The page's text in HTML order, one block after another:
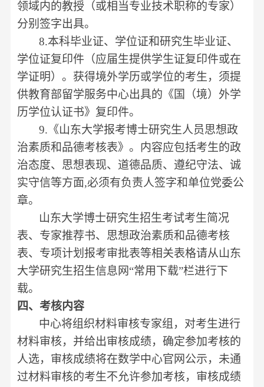
领域内的教授（或相当专业技术职称的专家）
分别签字出具。
8.本科毕业证、学位证和研究生毕业证、
学位证复印件（应届生提供学生证复印件或在
学证明）。获得境外学历或学位的考生，须提
供教育部留学服务中心出具的《国（境）外学
历学位认证书》复印件。
9. 《山东大学报考博士研究生人员思想政
治素质和品德考核表》。内容应包括考生的政
治态度、思想表现、道德品质、遵纪守法、诚
实守信等方面,必须有负责人签字和单位党委公
章。
山东大学博士研究生招生考试考生简况
表、专家推荐书、思想政治素质和品德考核
表、专项计划报考审批表等相关表格请从山东
大学研究生招生信息网“常用下载”栏进行下
载。
四、考核内容
中心将组织材料审核专家组，对考生进行
材料审核，并给出审核成绩，确定参加考核的
人选，审核成绩将在数学中心官网公示，未通
过材料审核的考生不允许参加考核，审核成绩